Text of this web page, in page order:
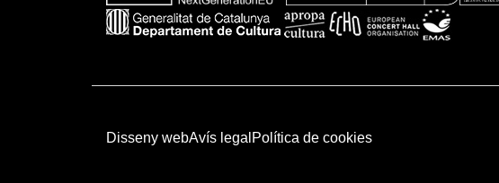
Disseny webAvís legal Política de cookies